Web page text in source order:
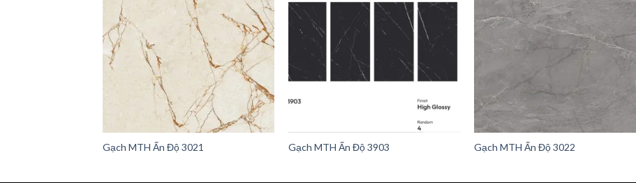
Gạch MTH Ấn Độ 3021 Gạch MTH Ấn Độ 3903 Gạch MTH Ấn Độ 3022